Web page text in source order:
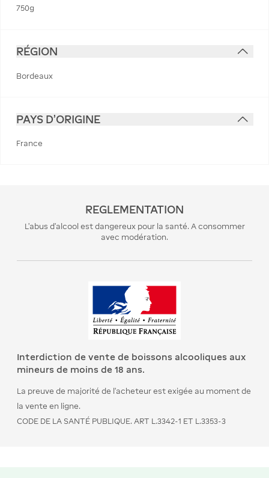
750g
RÉGION
Bordeaux
PAYS D'ORIGINE
France
REGLEMENTATION
L’abus d’alcool est dangereux pour la santé. A consommer
avec modération.
Interdiction de vente de boissons alcooliques aux
mineurs de moins de 18 ans.
La preuve de majorité de l’acheteur est exigée au moment de
la vente en ligne.
CODE DE LA SANTÉ PUBLIQUE. ART L.3342-1 ET L.3353-3